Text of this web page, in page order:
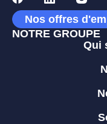
Nos offres
NOTRE GROUPE
Qui